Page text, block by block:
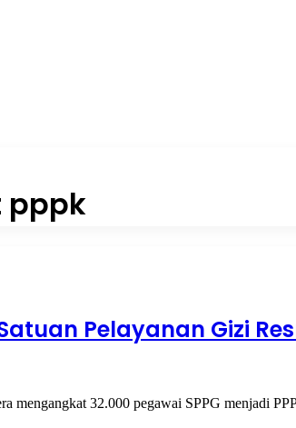
pppk
Pelayanan Gizi
mengangkat 32.000 pegawai SPPG menjadi